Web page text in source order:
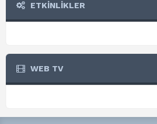
ETKİNLİKLER
WEB TV